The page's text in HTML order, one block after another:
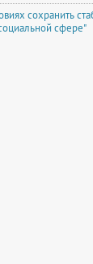
сохранить
сфере"